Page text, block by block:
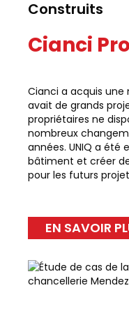
Construits
Cianci
Cianci a acquis une
avait de grands
propriétaires ne
nombreux
années. UNIQ a été
bâtiment et créer
pour les futurs
EN SAVOIR